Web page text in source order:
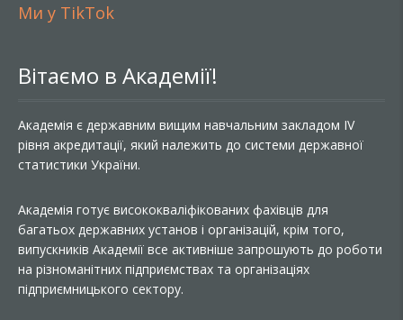
Ми у TikTok
Вітаємо в Академії!
Академія є державним вищим навчальним закладом IV
рівня акредитації, який належить до системи державної
статистики України.
Академія готує висококваліфікованих фахівців для
багатьох державних установ і організацій, крім того,
випускників Академії все активніше запрошують до роботи
на різноманітних підприємствах та організаціях
підприємницького сектору.